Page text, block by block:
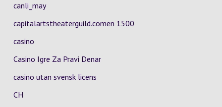
canli_may
capitalartstheaterguild.comen 1500
casino
Casino Igre Za Pravi Denar
casino utan svensk licens
CH